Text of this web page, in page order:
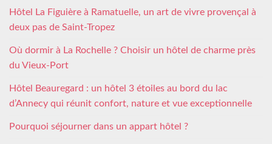
Hôtel La Figuière à Ramatuelle, un art de vivre provençal à
deux pas de Saint-Tropez
Où dormir à La Rochelle ? Choisir un hôtel de charme près
du Vieux-Port
Hôtel Beauregard : un hôtel 3 étoiles au bord du lac
d’Annecy qui réunit confort, nature et vue exceptionnelle
Pourquoi séjourner dans un appart hôtel ?